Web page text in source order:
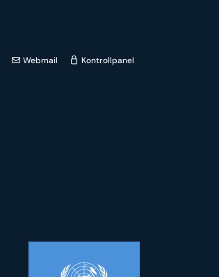
Webmail Kontrollpanel